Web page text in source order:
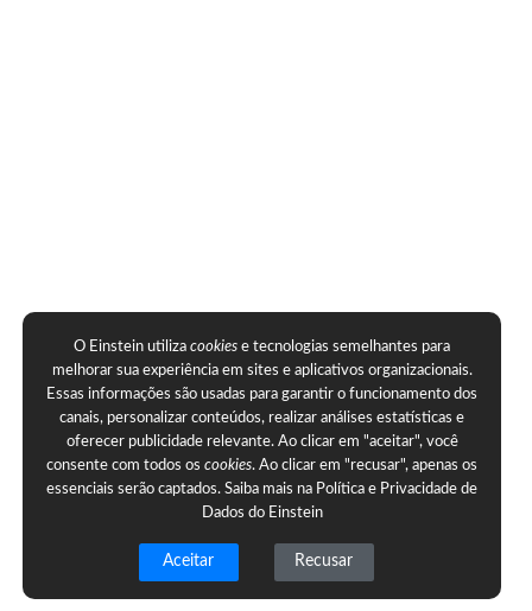
O Einstein utilizacookies e tecnologias semelhantes para
melhorar sua experiência em sites e aplicativos organizacionais.
Essas informações são usadas para garantir o funcionamento dos
canais, personalizar conteúdos, realizar análises estatísticas e
oferecer publicidade relevante. Ao clicar em "aceitar", você
consente com todos oscookies. Ao clicar em "recusar", apenas os
essenciais serão captados. Saiba mais na Política e Privacidade de
Dados do Einstein
Aceitar Recusar